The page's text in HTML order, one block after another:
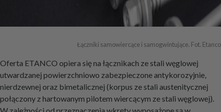
Łączniki samowiercące i samogwintujące. Fot. Etanco
Oferta ETANCO opiera się na łącznikach ze stali węglowej
utwardzanej powierzchniowo zabezpieczone antykorozyjnie,
nierdzewnej oraz bimetalicznej (korpus ze stali austenitycznej
połączony z hartowanym pilotem wiercącym ze stali węglowej).